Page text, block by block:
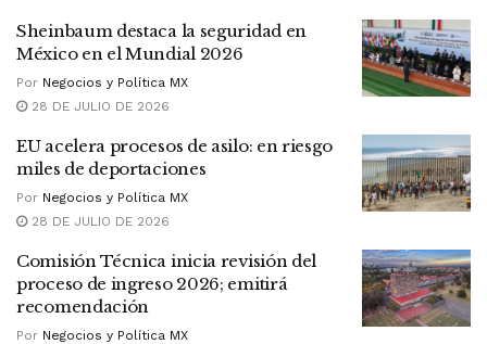
Sheinbaum destaca la seguridad en
México en el Mundial 2026
Por Negocios y Política MX
28 DE JULIO DE 2026
EU acelera procesos de asilo: en riesgo
miles de deportaciones
Por Negocios y Política MX
28 DE JULIO DE 2026
Comisión Técnica inicia revisión del
proceso de ingreso 2026; emitirá
recomendación
Por Negocios y Política MX